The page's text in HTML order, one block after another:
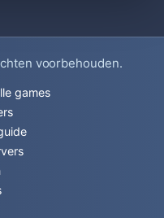
voorbehouden.
games